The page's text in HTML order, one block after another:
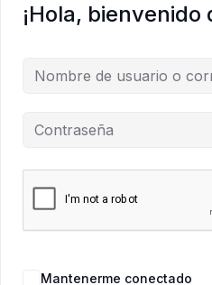
¡Hola, bienvenido
Mantenerme conectado